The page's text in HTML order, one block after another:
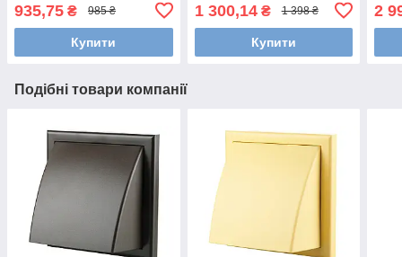
935,75 ₴ 985 ₴
Купити
1 300,14₴ 1 398 ₴
Купити
2
Подібні товари компанії